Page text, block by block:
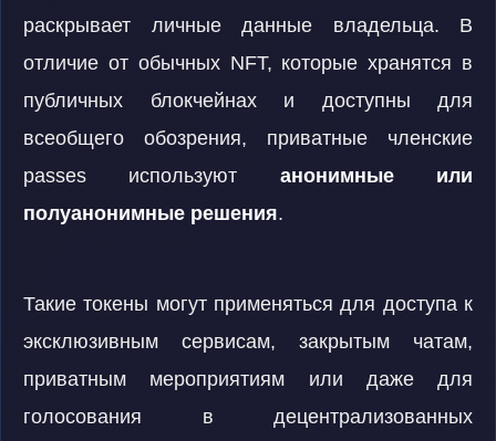
раскрывает личные данные владельца. В
отличие от обычных NFT, которые хранятся в
публичных блокчейнах и доступны для
всеобщего обозрения, приватные членские
passes используют анонимные или
полуанонимные решения.
Такие токены могут применяться для доступа к
эксклюзивным сервисам, закрытым чатам,
приватным мероприятиям или даже для
голосования в децентрализованных